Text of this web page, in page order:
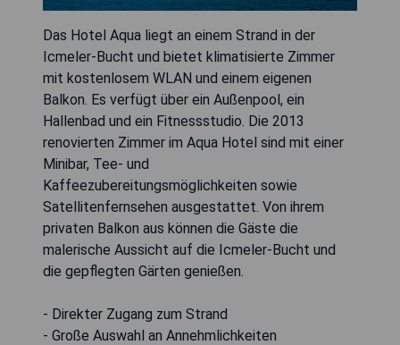
Das Hotel Aqua liegt an einem Strand in der
Icmeler-Bucht und bietet klimatisierte Zimmer
mit kostenlosem WLAN und einem eigenen
Balkon. Es verfügt über ein Außenpool, ein
Hallenbad und ein Fitnessstudio. Die 2013
renovierten Zimmer im Aqua Hotel sind mit einer
Minibar, Tee- und
Kaffeezubereitungsmöglichkeiten sowie
Satellitenfernsehen ausgestattet. Von ihrem
privaten Balkon aus können die Gäste die
malerische Aussicht auf die Icmeler-Bucht und
die gepflegten Gärten genießen.
- Direkter Zugang zum Strand
- Große Auswahl an Annehmlichkeiten